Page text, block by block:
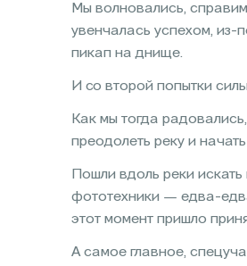
Мы волновались,
увенчалась успехом, из-
пикап на днище.
И со второй попытки
Как мы тогда
преодолеть реку и
Пошли вдоль реки
фототехники — едва-
этот момент пришло
А самое главное,